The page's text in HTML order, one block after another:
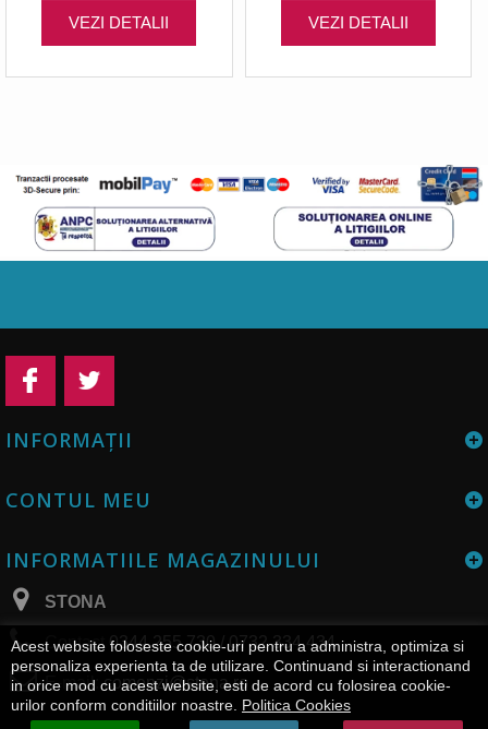
VEZI DETALII VEZI DETALII
INFORMAŢII
CONTUL MEU
INFORMATIILE MAGAZINULUI
STONA
Contact 0344 255 730 / 0732 334 434
E-mail:comenzi@stona.ro
Acest website foloseste cookie-uri pentru a administra, optimiza si
personaliza experienta ta de utilizare. Continuand si interactionand
in orice mod cu acest website, esti de acord cu folosirea cookie-
urilor conform conditiilor noastre. Politica Cookies